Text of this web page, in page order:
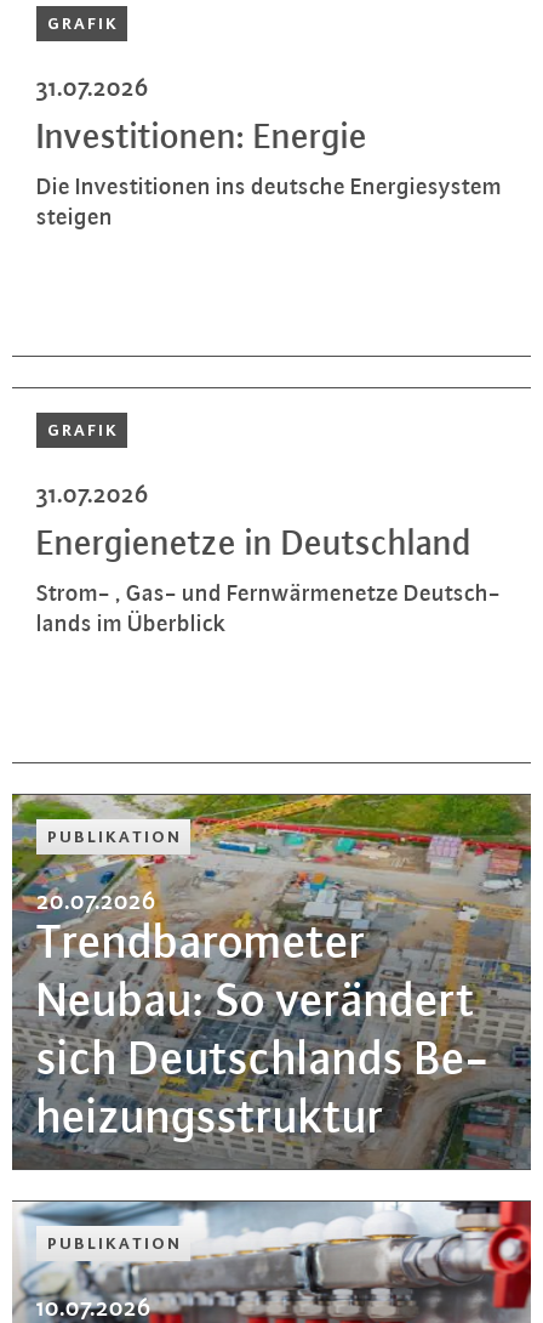
GRAFIK
31.07.2026
In­ves­ti­tio­nen: Energie
Die In­ves­ti­tio­nen ins deutsche En­er­gie­sys­tem
steigen
GRAFIK
31.07.2026
En­er­gie­net­ze in Deutsch­land
Strom- , Gas- und Fern­wär­me­net­ze Deutsch­
lands im Überblick
PU­BLI­KA­TI­ON
20.07.2026
Trend­ba­ro­me­ter
Neubau: So verändert
sich Deutsch­lands Be­
hei­zungs­struk­tur
PU­BLI­KA­TI­ON
10.07.2026